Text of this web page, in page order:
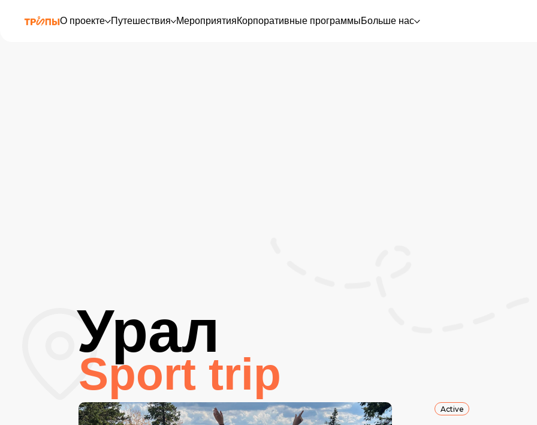
О проекте Путешествия МероприятияКорпоративные программыБольше нас
Урал
Sport trip
Active